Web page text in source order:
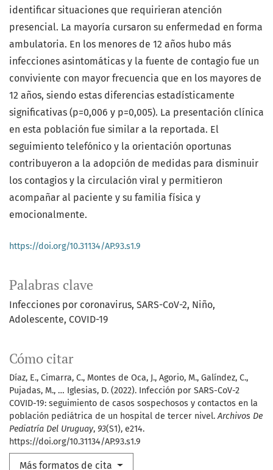
Palabras clave
Infecciones por coronavirus SARS-CoV-2 Niño
Adolescente COVID-19
Cómo citar
Díaz, E., Cimarra, C., Montes de Oca, J., Agorio, M., Galíndez, C.,
Pujadas, M., … Iglesias, D. (2022). Infección por SARS-CoV-2
COVID-19: seguimiento de casos sospechosos y contactos en la
población pediátrica de un hospital de tercer nivel.Archivos De
Pediatría Del Uruguay, 93(S1), e214.
https://doi.org/10.31134/AP.93.s1.9
Más formatos de cita
identificar situaciones que requirieran atención
presencial. La mayoría cursaron su enfermedad en forma
ambulatoria. En los menores de 12 años hubo más
infecciones asintomáticas y la fuente de contagio fue un
conviviente con mayor frecuencia que en los mayores de
12 años, siendo estas diferencias estadísticamente
significativas (p=0,006 y p=0,005). La presentación clínica
en esta población fue similar a la reportada. El
seguimiento telefónico y la orientación oportunas
contribuyeron a la adopción de medidas para disminuir
los contagios y la circulación viral y permitieron
acompañar al paciente y su familia física y
emocionalmente.
https://doi.org/10.31134/AP.93.s1.9